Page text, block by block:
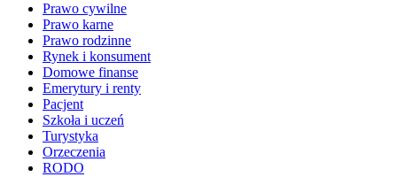
Prawo cywilne
Prawo karne
Prawo rodzinne
Rynek i konsument
Domowe finanse
Emerytury i renty
Pacjent
Szkoła i uczeń
Turystyka
Orzeczenia
RODO